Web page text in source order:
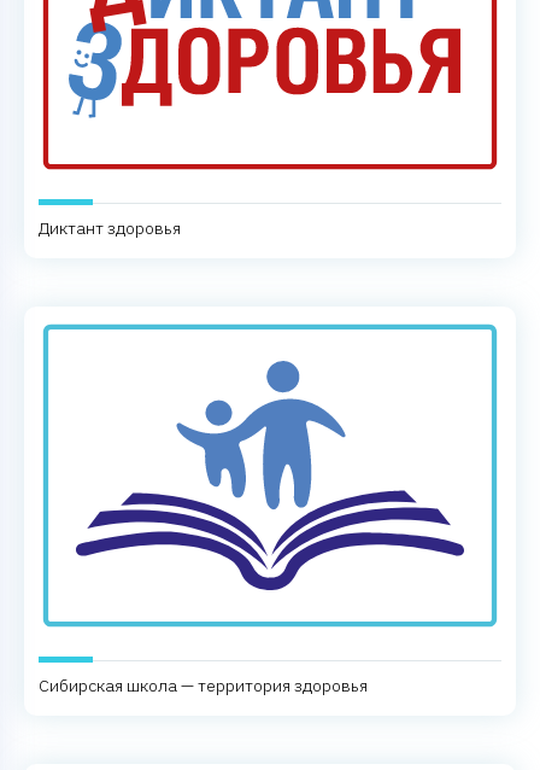
Диктант здоровья
Сибирская школа — территория здоровья